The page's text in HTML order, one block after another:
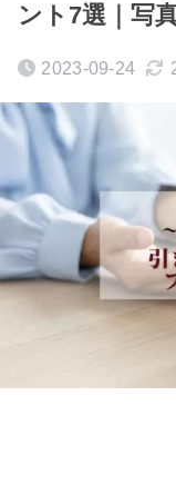
ント7選｜写
2023-09-24